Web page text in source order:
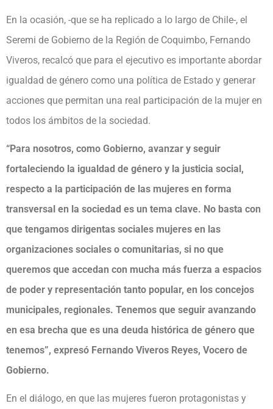
En la ocasión, -que se ha replicado a lo largo de Chile-, el
Seremi de Gobierno de la Región de Coquimbo, Fernando
Viveros, recalcó que para el ejecutivo es importante abordar
igualdad de género como una política de Estado y generar
acciones que permitan una real participación de la mujer en
todos los ámbitos de la sociedad.
“Para nosotros, como Gobierno, avanzar y seguir
fortaleciendo la igualdad de género y la justicia social,
respecto a la participación de las mujeres en forma
transversal en la sociedad es un tema clave. No basta con
que tengamos dirigentas sociales mujeres en las
organizaciones sociales o comunitarias, si no que
queremos que accedan con mucha más fuerza a espacios
de poder y representación tanto popular, en los concejos
municipales, regionales. Tenemos que seguir avanzando
en esa brecha que es una deuda histórica de género que
tenemos”, expresó Fernando Viveros Reyes, Vocero de
Gobierno.
En el diálogo, en que las mujeres fueron protagonistas y